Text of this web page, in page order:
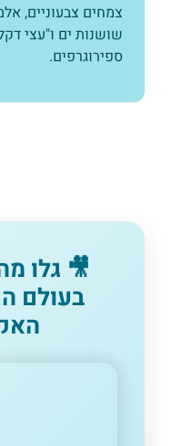
צמחים צבעוניים,
שושנות ים ו"עצי
ספירוגרפים.
🎥 גלו
בעולם